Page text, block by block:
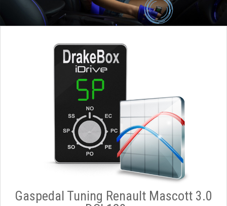
Gaspedal Tuning Renault Mascott 3.0